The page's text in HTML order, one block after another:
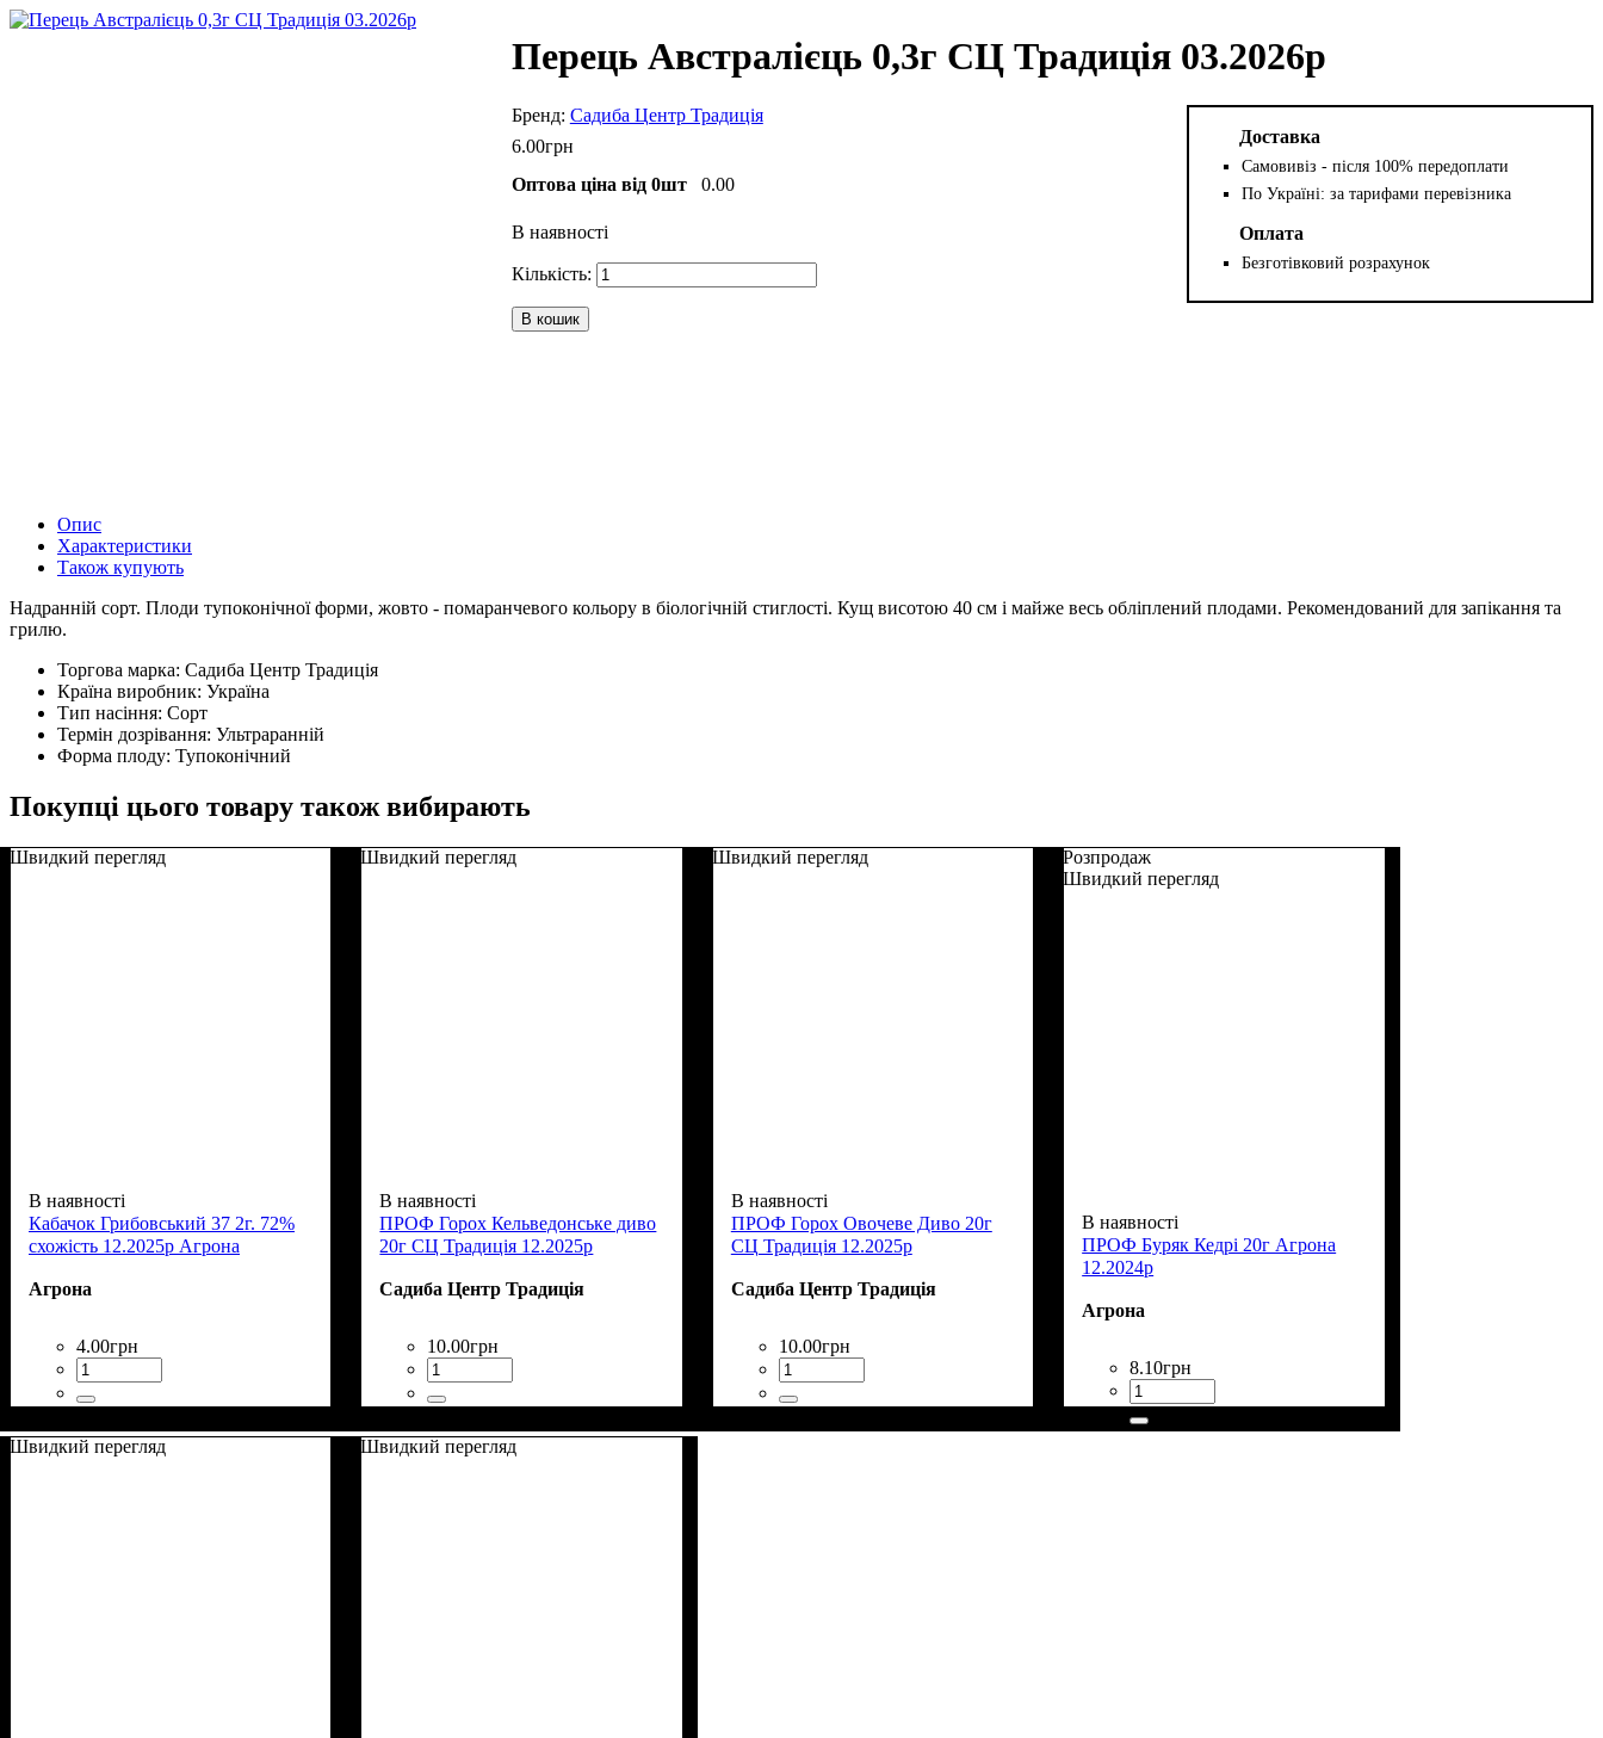
Перець Австралієць 0,3г СЦ Традиція 03.2026р
Садиба Центр Традиція
6.00грн
Оптова ціна від 0шт
0.00
В наявності
В кошик
Доставка
Самовивіз - після 100% передоплати
По Україні: за тарифами перевізника
Оплата
Безготівковий розрахунок
Опис
Характеристики
Також купують
Надранній сорт. Плоди тупоконічної форми, жовто - помаранчевого кольору в біологічній стиглості. Кущ висотою 40 см і майже весь обліплений плодами. Рекомендований для запікання та
грилю.
Торгова марка: Садиба Центр Традиція
Країна виробник: Україна
Тип насіння: Сорт
Термін дозрівання: Ультраранній
Форма плоду: Тупоконічний
Покупці цього товару також вибирають
Швидкий перегляд
В наявності
Кабачок Грибовський 37 2г. 72%
схожість 12.2025р Агрона
Агрона
4.00грн
Швидкий перегляд
В наявності
ПРОФ Горох Кельведонське диво
20г СЦ Традиція 12.2025р
Садиба Центр Традиція
10.00грн
Швидкий перегляд
В наявності
ПРОФ Горох Овочеве Диво 20г
СЦ Традиція 12.2025р
Садиба Центр Традиція
10.00грн
Розпродаж
Швидкий перегляд
В наявності
ПРОФ Буряк Кедрі 20г Агрона
12.2024р
Агрона
8.10грн
Швидкий перегляд Швидкий перегляд